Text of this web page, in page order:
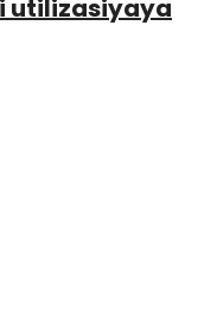
utilizasiyaya